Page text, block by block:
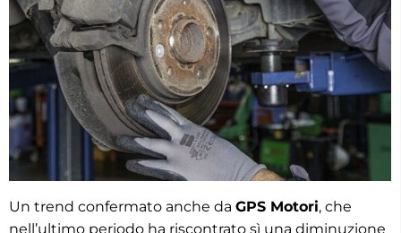
Un trend confermato anche da GPS Motori, che
nell’ultimo periodo ha riscontrato sì una diminuzione